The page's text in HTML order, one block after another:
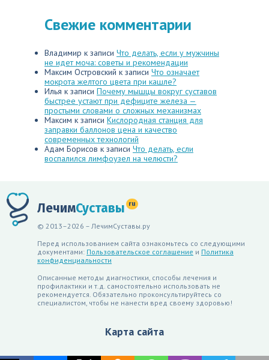
Свежие комментарии
Владимир к записи Что делать, если у мужчины
не идет моча: советы и рекомендации
Максим Островский к записи Что означает
мокрота желтого цвета при кашле?
Илья к записи Почему мышцы вокруг суставов
быстрее устают при дефиците железа —
простыми словами о сложных механизмах
Максим к записи Кислородная станция для
заправки баллонов цена и качество
современных технологий
Адам Борисов к записи Что делать, если
воспалился лимфоузел на челюсти?
ЛечимСуставы ru
© 2013–2026 – ЛечимСуставы.ру
Перед использованием сайта ознакомьтесь со следующими
документами: Пользовательское соглашение и Политика
конфиденциальности
Описанные методы диагностики, способы лечения и
профилактики и т.д. самостоятельно использовать не
рекомендуется. Обязательно проконсультируйтесь со
специалистом, чтобы не нанести вред своему здоровью!
Карта сайта